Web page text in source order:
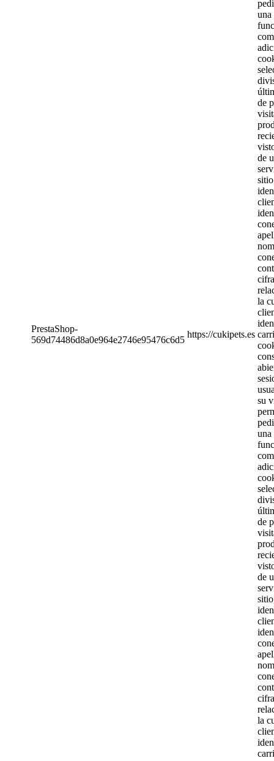
PrestaShop-
569d74486d8a0e964e2746e95476c6d5
https://cukipets.es
una
de
de
la
su
una
de
de
la